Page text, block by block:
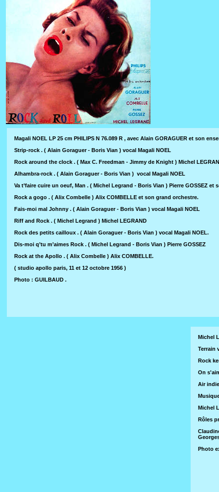
Magali NOEL LP 25 cm PHILIPS N 76.089 R , avec Alain GORAGUER et son
Strip-rock . ( Alain Goraguer - Boris Vian ) vocal Magali NOEL
Rock around the clock . ( Max C. Freedman - Jimmy de Knight ) Michel
Alhambra-rock . ( Alain Goraguer - Boris Vian ) vocal Magali NOEL
Va t’faire cuire un oeuf, Man . ( Michel Legrand - Boris Vian ) Pierre GOSSEZ et
Rock a gogo . ( Alix Combelle ) Alix COMBELLE et son grand orchestre.
Fais-moi mal Johnny . ( Alain Goraguer - Boris Vian ) vocal Magali NOEL
Riff and Rock . ( Michel Legrand ) Michel LEGRAND
Rock des petits cailloux . ( Alain Goraguer - Boris Vian ) vocal Magali NOEL.
Dis-moi q’tu m’aimes Rock . ( Michel Legrand - Boris Vian ) Pierre GOSSEZ
Rock at the Apollo . ( Alix Combelle ) Alix COMBELLE.
( studio apollo paris, 11 et 12 octobre 1956 )
Photo : GUILBAUD .
Michel
Terrain
Rock
On
Air
Michel
Rôles
Photo